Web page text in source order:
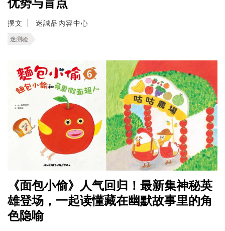
优势与盲点
撰文 迷誠品內容中心
迷测验
《面包小偷》人气回归！最新集神秘英
雄登场，一起读懂藏在幽默故事里的角
色隐喻